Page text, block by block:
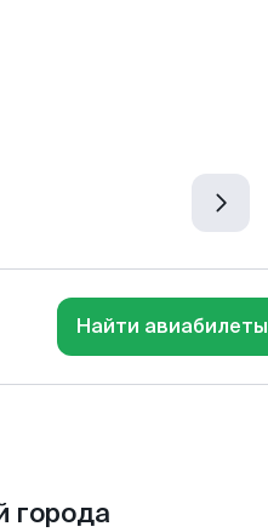
Найти авиабилеты
города